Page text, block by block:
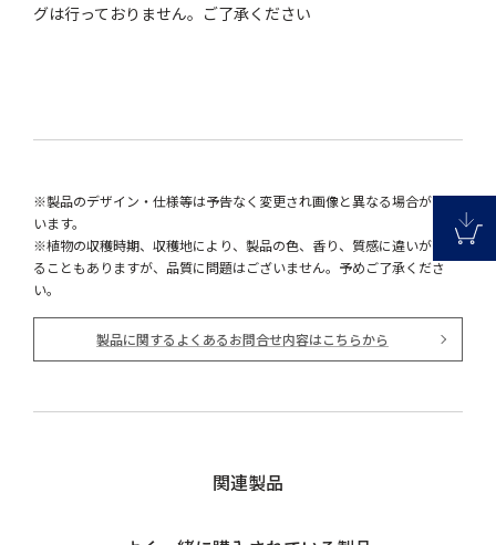
グは行っておりません。ご了承ください
※製品のデザイン・仕様等は予告なく変更され画像と異なる場合がござ
います。
※植物の収穫時期、収穫地により、製品の色、香り、質感に違いが生じ
ることもありますが、品質に問題はございません。予めご了承くださ
い。
製品に関するよくあるお問合せ内容はこちらから
関連製品